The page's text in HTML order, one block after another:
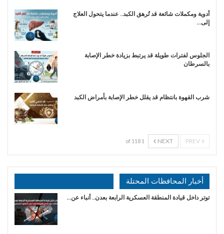
أدوية ومكملات شائعة قد تُرهق الكبد.. عندما يتحول العلاج
إلى…
الجلوس لفترات طويلة قد يرتبط بزيادة خطر الإصابة
بالسرطان
شرب القهوة بانتظام قد يقلل خطر الإصابة بأمراض الكبد
NEXT
1 of 118
أخبار المحافظات المحتلة
توتر داخل قيادة المنطقة العسكرية الرابعة بعدن.. أنباء عن…